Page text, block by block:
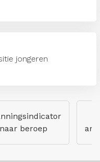
jongeren
naar beroep